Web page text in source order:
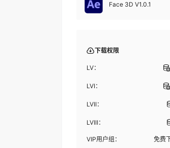
Face 3D V1.0.1
下载权限
LV：
LVI：
LVII：
LVIII：
VIP用户组： 免费